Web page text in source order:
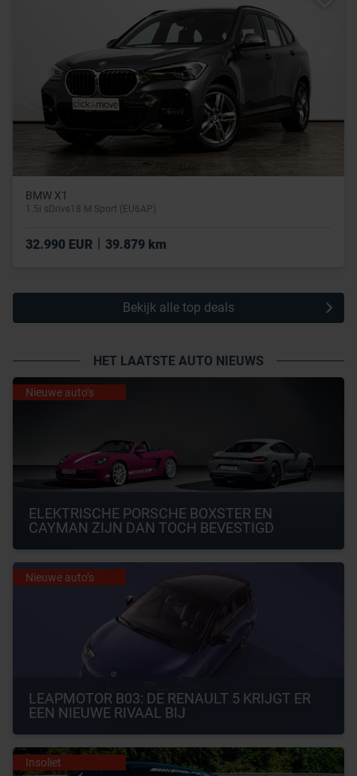
BMW X1
1.5i sDrive18 M Sport (EU6AP)
32.990 EUR 39.879 km
Bekijk alle top deals
HET LAATSTE AUTO NIEUWS
Nieuwe auto’s
ELEKTRISCHE PORSCHE BOXSTER EN
CAYMAN ZIJN DAN TOCH BEVESTIGD
Nieuwe auto’s
LEAPMOTOR B03: DE RENAULT 5 KRIJGT ER
EEN NIEUWE RIVAAL BIJ
Insoliet